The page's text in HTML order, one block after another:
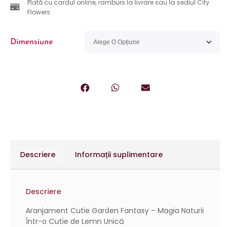
Plată cu cardul online, ramburs la livrare sau la sediul City
Flowers
Dimensiune
Descriere Informații suplimentare
Descriere
Aranjament Cutie Garden Fantasy – Magia Naturii
Într-o Cutie de Lemn Unică